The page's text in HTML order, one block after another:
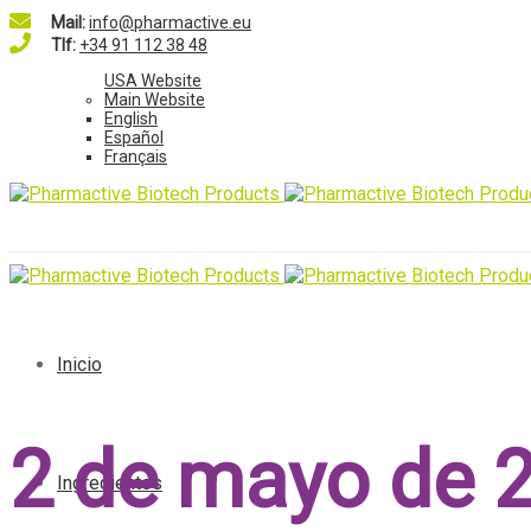
Mail:info@pharmactive.eu
Tlf: +34 91 112 38 48
USA Website
Main Website
English
Español
Français
Inicio
Ingredientes
2 de mayo de